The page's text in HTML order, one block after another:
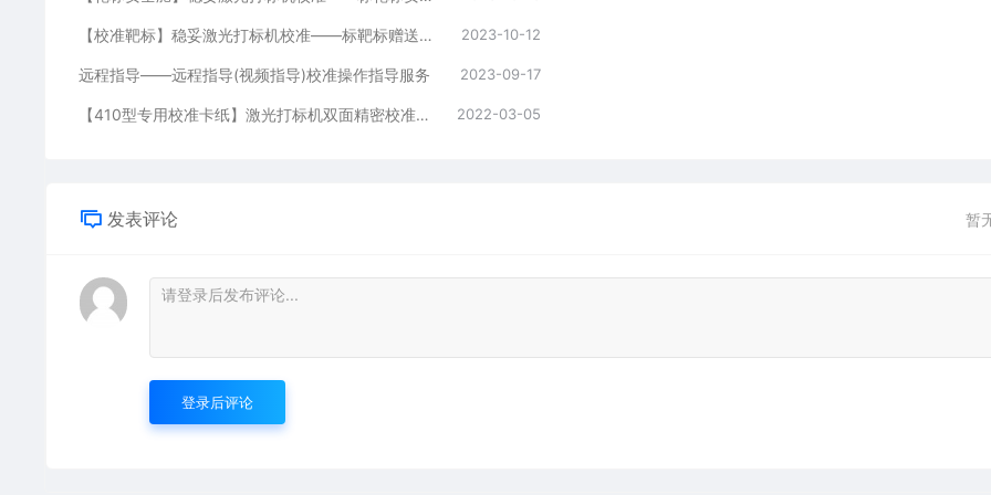
【校准靶标】稳妥激光打标机校准——标靶标赠送安全舱 2023-10-12
远程指导——远程指导(视频指导)校准操作指导服务 2023-09-17
【410型专用校准卡纸】激光打标机双面精密校准卡纸300mm×410mm 2022-03-05
发表评论 暂
登录后评论